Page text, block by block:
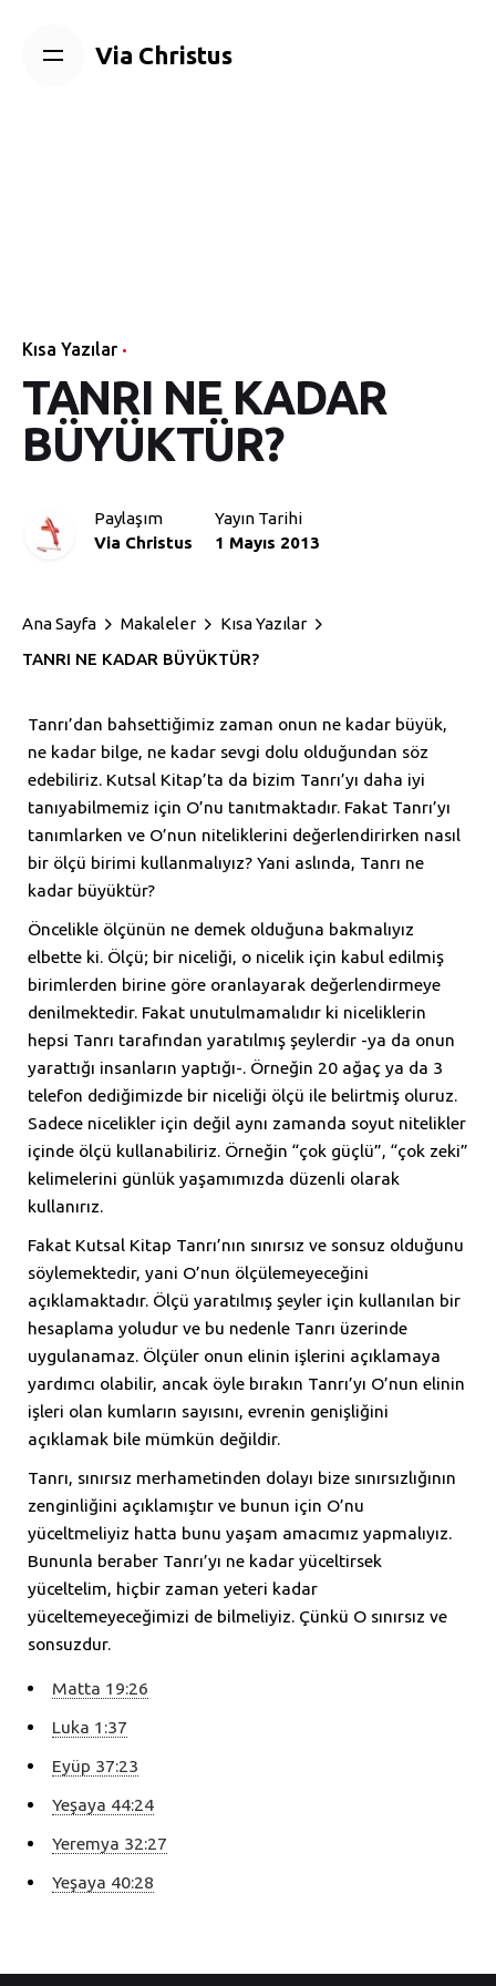
content
Via Christus
Kısa Yazılar
TANRI NE KADAR
BÜYÜKTÜR?
Paylaşım
Via Christus
Yayın Tarihi
1 Mayıs 2013
Ana Sayfa Makaleler
Kısa Yazılar
TANRI NE KADAR BÜYÜKTÜR?
Tanrı’dan bahsettiğimiz zaman onun ne kadar büyük,
ne kadar bilge, ne kadar sevgi dolu olduğundan söz
edebiliriz. Kutsal Kitap’ta da bizim Tanrı’yı daha iyi
tanıyabilmemiz için O’nu tanıtmaktadır. Fakat Tanrı’yı
tanımlarken ve O’nun niteliklerini değerlendirirken nasıl
bir ölçü birimi kullanmalıyız? Yani aslında, Tanrı ne
kadar büyüktür?
Öncelikle ölçünün ne demek olduğuna bakmalıyız
elbette ki. Ölçü; bir niceliği, o nicelik için kabul edilmiş
birimlerden birine göre oranlayarak değerlendirmeye
denilmektedir. Fakat unutulmamalıdır ki niceliklerin
hepsi Tanrı tarafından yaratılmış şeylerdir -ya da onun
yarattığı insanların yaptığı-. Örneğin 20 ağaç ya da 3
telefon dediğimizde bir niceliği ölçü ile belirtmiş oluruz.
Sadece nicelikler için değil aynı zamanda soyut nitelikler
içinde ölçü kullanabiliriz. Örneğin “çok güçlü”, “çok zeki”
kelimelerini günlük yaşamımızda düzenli olarak
kullanırız.
Fakat Kutsal Kitap Tanrı’nın sınırsız ve sonsuz olduğunu
söylemektedir, yani O’nun ölçülemeyeceğini
açıklamaktadır. Ölçü yaratılmış şeyler için kullanılan bir
hesaplama yoludur ve bu nedenle Tanrı üzerinde
uygulanamaz. Ölçüler onun elinin işlerini açıklamaya
yardımcı olabilir, ancak öyle bırakın Tanrı’yı O’nun elinin
işleri olan kumların sayısını, evrenin genişliğini
açıklamak bile mümkün değildir.
Tanrı, sınırsız merhametinden dolayı bize sınırsızlığının
zenginliğini açıklamıştır ve bunun için O’nu
yüceltmeliyiz hatta bunu yaşam amacımız yapmalıyız.
Bununla beraber Tanrı’yı ne kadar yüceltirsek
yüceltelim, hiçbir zaman yeteri kadar
yüceltemeyeceğimizi de bilmeliyiz. Çünkü O sınırsız ve
sonsuzdur.
Matta 19:26
Luka 1:37
Eyüp 37:23
Yeşaya 44:24
Yeremya 32:27
Yeşaya 40:28